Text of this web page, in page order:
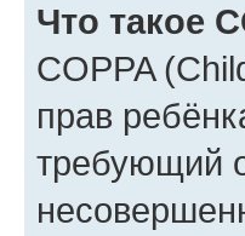
Что такое
COPPA
прав
требующий